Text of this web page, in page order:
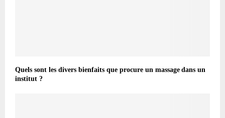
Quels sont les divers bienfaits que procure un massage dans un
institut ?